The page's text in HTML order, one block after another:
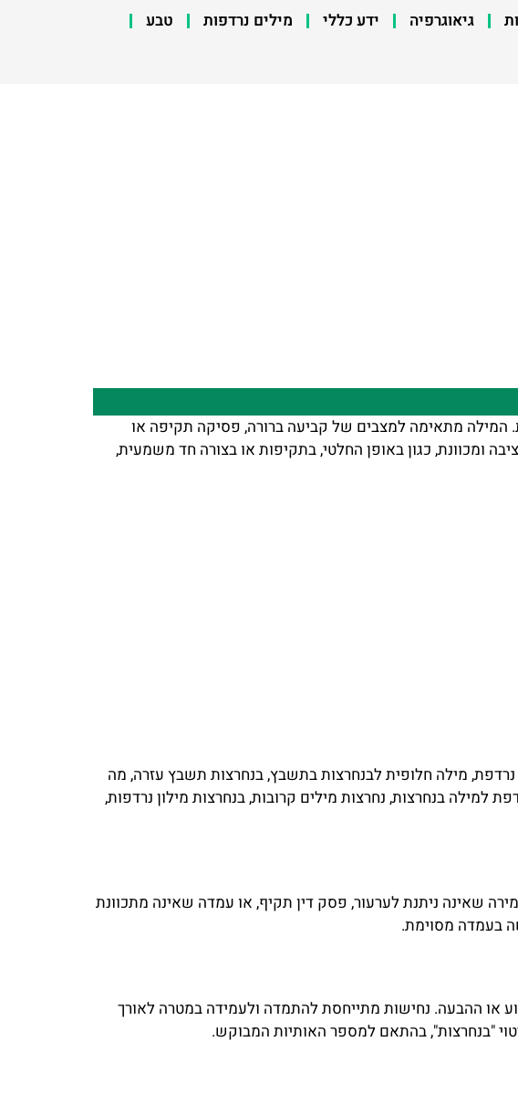
גיאוגרפיה ידע כללי מילים נרדפות
טבע
המילה מתאימה למצבים של קביעה ברורה, פסיקה תקיפה או
כגון באופן החלטי, בתקיפות או בצורה חד משמעית,
מילה חלופית לבנחרצות בתשבץ, בנחרצות תשבץ עזרה, מה
למילה בנחרצות, נחרצות מילים קרובות, בנחרצות מילון נרדפות,
שאינה ניתנת לערעור, פסק דין תקיף, או עמדה שאינה מתכוונת
בעמדה מסוימת.
או ההבעה. נחישות מתייחסת להתמדה ולעמידה במטרה לאורך
"בנחרצות", בהתאם למספר האותיות המבוקש.